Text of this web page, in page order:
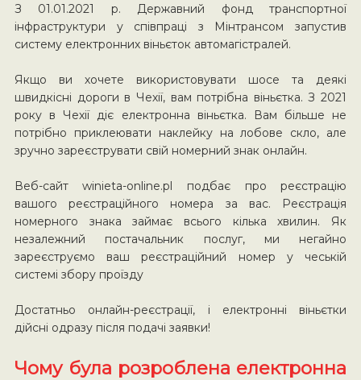
З 01.01.2021 р. Державний фонд транспортної
інфраструктури у співпраці з Мінтрансом запустив
систему електронних віньєток автомагістралей.
Якщо ви хочете використовувати шосе та деякі
швидкісні дороги в Чехії, вам потрібна віньєтка. З 2021
року в Чехії діє електронна віньєтка. Вам більше не
потрібно приклеювати наклейку на лобове скло, але
зручно зареєструвати свій номерний знак онлайн.
Веб-сайт winieta-online.pl подбає про реєстрацію
вашого реєстраційного номера за вас. Реєстрація
номерного знака займає всього кілька хвилин. Як
незалежний постачальник послуг, ми негайно
зареєструємо ваш реєстраційний номер у чеській
системі збору проїзду
Достатньо онлайн-реєстрації, і електронні віньєтки
дійсні одразу після подачі заявки!
Чому була розроблена електронна